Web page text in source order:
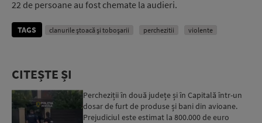
22 de persoane au fost chemate la audieri.
TAGS clanurile ștoacă și toboșarii perchezitii violente
CITEȘTE ȘI
Percheziții în două județe și în Capitală într-un
dosar de furt de produse și bani din avioane.
Prejudiciul este estimat la 800.000 de euro